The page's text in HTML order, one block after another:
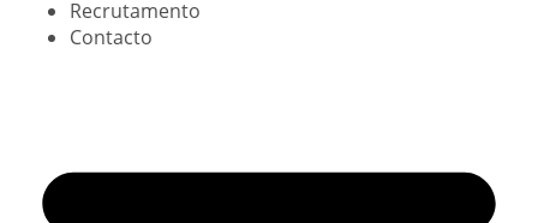
Recrutamento
Contacto